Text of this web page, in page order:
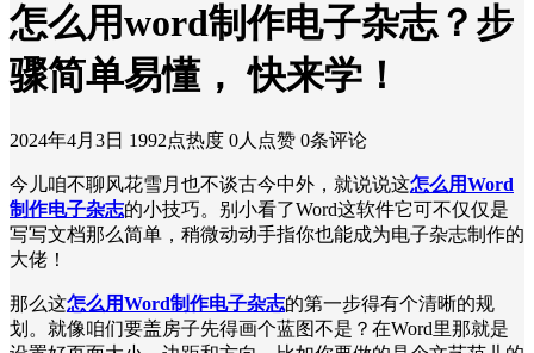
怎么用word制作电子杂志？步
骤简单易懂， 快来学！
2024年4月3日 1992点热度 0人点赞 0条评论
今儿咱不聊风花雪月也不谈古今中外，就说说这怎么用Word
制作电子杂志的小技巧。别小看了Word这软件它可不仅仅是
写写文档那么简单，稍微动动手指你也能成为电子杂志制作的
大佬！
那么这怎么用Word制作电子杂志的第一步得有个清晰的规
划。就像咱们要盖房子先得画个蓝图不是？在Word里那就是